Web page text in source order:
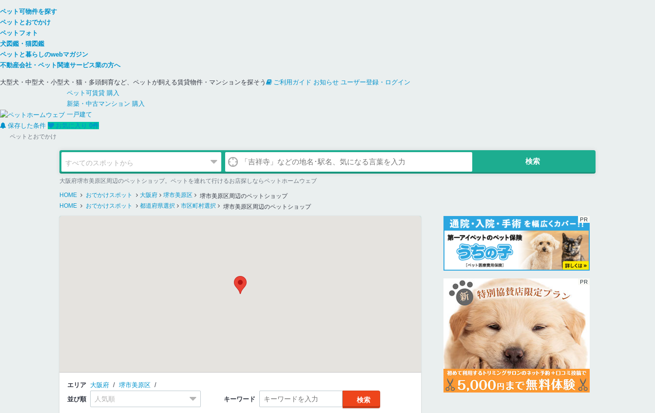
ペット可物件を探す
ペットとおでかけ
ペットフォト
犬図鑑・猫図鑑
ペットと暮らしのwebマガジン
不動産会社・ペット関連サービス業の方へ
大型犬・中型犬・小型犬・猫・多頭飼育など、ペットが飼える賃貸物件・マンションを探そう ご利用ガイド お知らせ ユーザー登録・ログイン
ペット可賃貸 購入
新築・中古マンション 購入
一戸建て
保存した条件
お気に入り 0件
ペットとおでかけ
大阪府堺市美原区周辺のペットショップ。ペットを連れて行けるお店探しならペットホームウェブ
HOME おでかけスポット 大阪府 堺市美原区
堺市美原区周辺のペットショップ
HOME
おでかけスポット 都道府県選択 市区町村選択 堺市美原区周辺のペットショップ
エリア 大阪府
堺市美原区
並び順
キーワード